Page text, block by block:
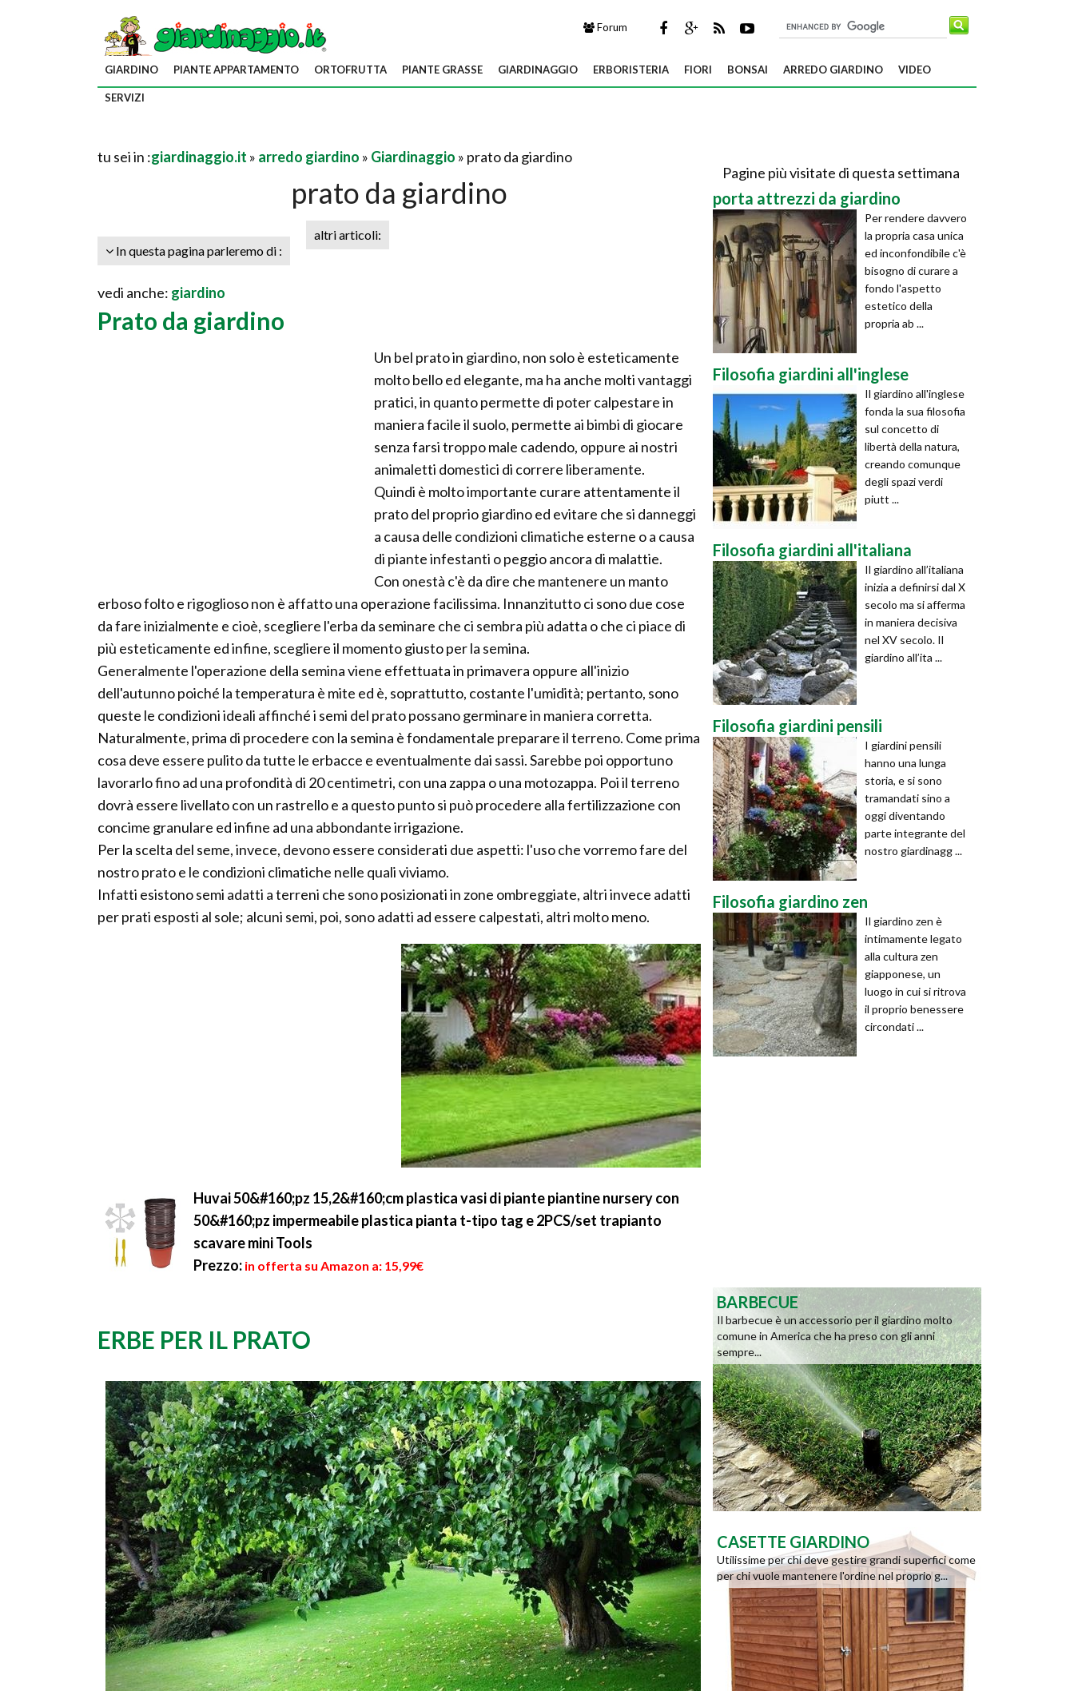
Forum
GIARDINO PIANTE APPARTAMENTO ORTOFRUTTA PIANTE GRASSE GIARDINAGGIO ERBORISTERIA FIORI BONSAI ARREDO GIARDINO VIDEO
SERVIZI
tu sei in :giardinaggio.it » arredo giardino » Giardinaggio » prato da giardino
prato da giardino
In questa pagina parleremo di :
altri articoli:
vedi anche: giardino
Prato da giardino
Un bel prato in giardino, non solo è esteticamente
molto bello ed elegante, ma ha anche molti vantaggi
pratici, in quanto permette di poter calpestare in
maniera facile il suolo, permette ai bimbi di giocare
senza farsi troppo male cadendo, oppure ai nostri
animaletti domestici di correre liberamente.
Quindi è molto importante curare attentamente il
prato del proprio giardino ed evitare che si danneggi
a causa delle condizioni climatiche esterne o a causa
di piante infestanti o peggio ancora di malattie.
Con onestà c'è da dire che mantenere un manto
erboso folto e rigoglioso non è affatto una operazione facilissima. Innanzitutto ci sono due cose
da fare inizialmente e cioè, scegliere l'erba da seminare che ci sembra più adatta o che ci piace di
più esteticamente ed infine, scegliere il momento giusto per la semina.
Generalmente l'operazione della semina viene effettuata in primavera oppure all'inizio
dell'autunno poiché la temperatura è mite ed è, soprattutto, costante l'umidità; pertanto, sono
queste le condizioni ideali affinché i semi del prato possano germinare in maniera corretta.
Naturalmente, prima di procedere con la semina è fondamentale preparare il terreno. Come prima
cosa deve essere pulito da tutte le erbacce e eventualmente dai sassi. Sarebbe poi opportuno
lavorarlo fino ad una profondità di 20 centimetri, con una zappa o una motozappa. Poi il terreno
dovrà essere livellato con un rastrello e a questo punto si può procedere alla fertilizzazione con
concime granulare ed infine ad una abbondante irrigazione.
Per la scelta del seme, invece, devono essere considerati due aspetti: l'uso che vorremo fare del
nostro prato e le condizioni climatiche nelle quali viviamo.
Infatti esistono semi adatti a terreni che sono posizionati in zone ombreggiate, altri invece adatti
per prati esposti al sole; alcuni semi, poi, sono adatti ad essere calpestati, altri molto meno.
Huvai 50&#160;pz 15,2&#160;cm plastica vasi di piante piantine nursery con
50&#160;pz impermeabile plastica pianta t-tipo tag e 2PCS/set trapianto
scavare mini Tools
Prezzo: in offerta su Amazon a: 15,99€
ERBE PER IL PRATO
Pagine più visitate di questa settimana
porta attrezzi da giardino
Per rendere davvero
la propria casa unica
ed inconfondibile c'è
bisogno di curare a
fondo l'aspetto
estetico della
propria ab ...
Filosofia giardini all'inglese
Il giardino all'inglese
fonda la sua filosofia
sul concetto di
libertà della natura,
creando comunque
degli spazi verdi
piutt ...
Filosofia giardini all'italiana
Il giardino all’italiana
inizia a definirsi dal X
secolo ma si afferma
in maniera decisiva
nel XV secolo. Il
giardino all’ita ...
Filosofia giardini pensili
I giardini pensili
hanno una lunga
storia, e si sono
tramandati sino a
oggi diventando
parte integrante del
nostro giardinagg ...
Filosofia giardino zen
Il giardino zen è
intimamente legato
alla cultura zen
giapponese, un
luogo in cui si ritrova
il proprio benessere
circondati ...
BARBECUE
Il barbecue è un accessorio per il giardino molto
comune in America che ha preso con gli anni
sempre...
CASETTE GIARDINO
Utilissime per chi deve gestire grandi superfici come
per chi vuole mantenere l'ordine nel proprio g...